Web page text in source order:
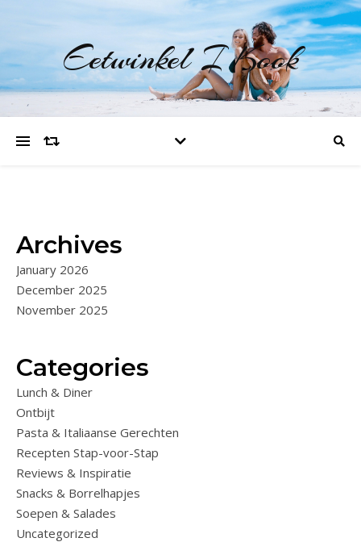
Eetwinkel I Kook
Archives
January 2026
December 2025
November 2025
Categories
Lunch & Diner
Ontbijt
Pasta & Italiaanse Gerechten
Recepten Stap-voor-Stap
Reviews & Inspiratie
Snacks & Borrelhapjes
Soepen & Salades
Uncategorized